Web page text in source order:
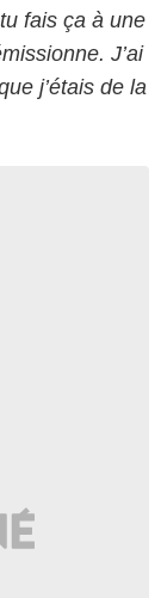
fais ça à une
J’ai
j’étais de la